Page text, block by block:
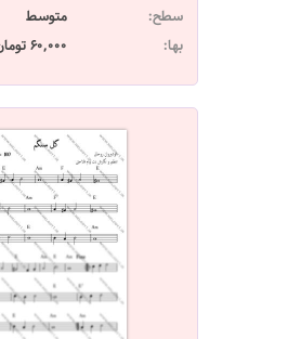
سطح:
متوسط
بها:
60,000 تومان